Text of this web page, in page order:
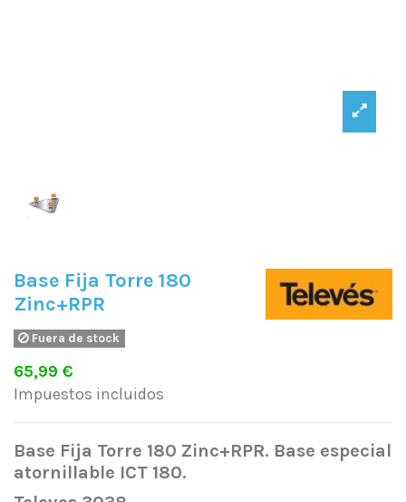
Base Fija Torre 180
Zinc+RPR
Fuera de stock
65,99 €
Impuestos incluidos
Base Fija Torre 180 Zinc+RPR. Base especial
atornillable ICT 180.